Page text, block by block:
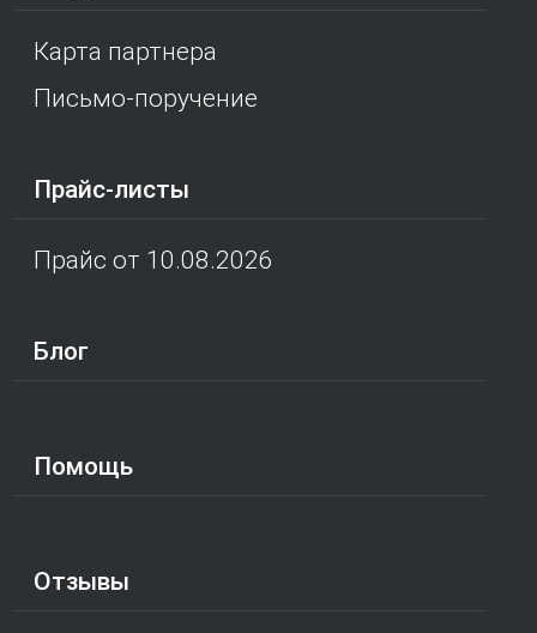
Карта партнера
Письмо-поручение
Прайс-листы
Прайс от 10.08.2026
Блог
Помощь
Отзывы